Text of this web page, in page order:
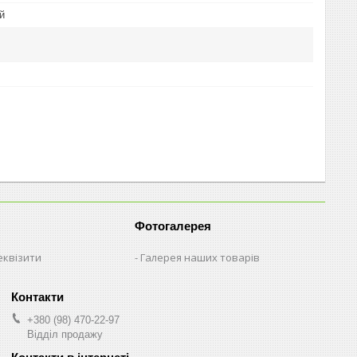
Фотогалерея
Галерея наших товарів
+380 (98) 470-22-97
Відділ продажу